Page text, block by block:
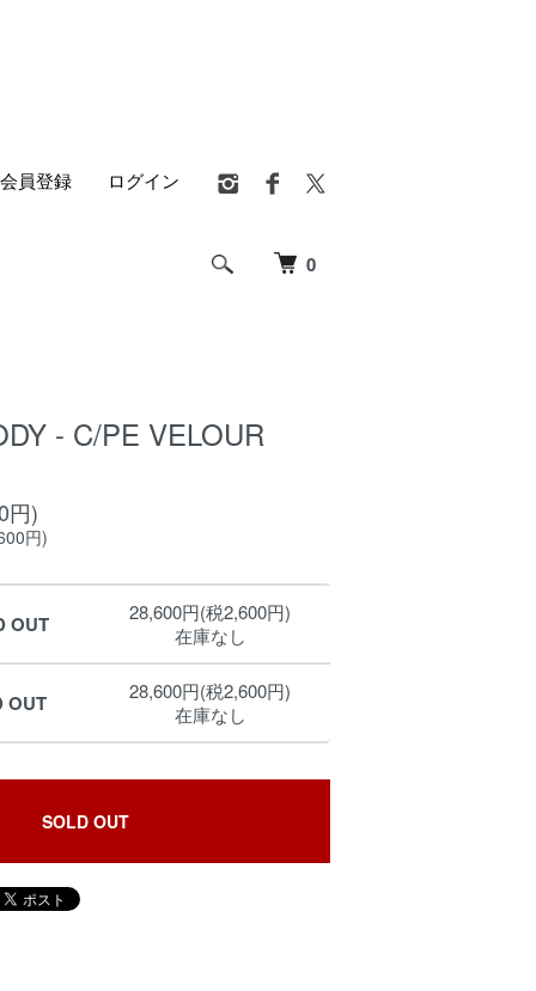
0
員登録 ログイン
- C/PE VELOUR
円)
円)
OUT
28,600円(税2,600円)
在庫なし
OUT
28,600円(税2,600円)
在庫なし
SOLD OUT